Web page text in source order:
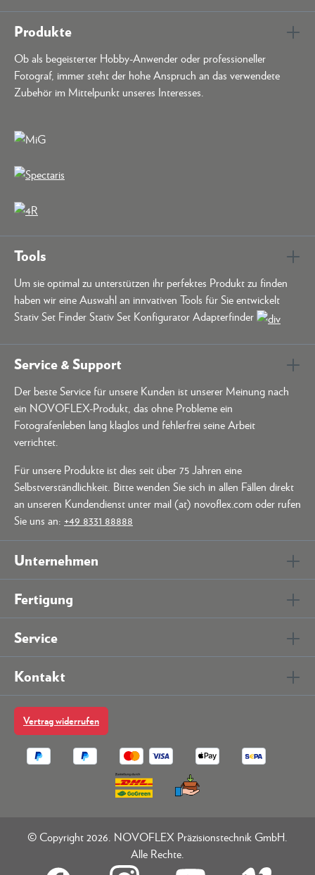
Produkte
Ob als begeisterter Hobby-Anwender oder professioneller
Fotograf, immer steht der hohe Anspruch an das verwendete
Zubehör im Mittelpunkt unseres Interesses.
Tools
Um sie optimal zu unterstützen ihr perfektes Produkt zu finden
haben wir eine Auswahl an innvativen Tools für Sie entwickelt
Stativ Set Finder Stativ Set Konfigurator Adapterfinder
Service & Support
Der beste Service für unsere Kunden ist unserer Meinung nach
ein NOVOFLEX-Produkt, das ohne Probleme ein
Fotografenleben lang klaglos und fehlerfrei seine Arbeit
verrichtet.
Für unsere Produkte ist dies seit über 75 Jahren eine
Selbstverständlichkeit. Bitte wenden Sie sich in allen Fällen direkt
an unseren Kundendienst unter mail (at) novoflex.com oder rufen
Sie uns an: +49 8331 88888
Unternehmen
Fertigung
Service
Kontakt
Vertrag widerrufen
© Copyright 2026. NOVOFLEX Präzisionstechnik GmbH.
Alle Rechte.